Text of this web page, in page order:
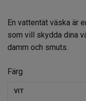
En vattentät väska är
som vill skydda dina
damm och smuts.
Färg
VIT